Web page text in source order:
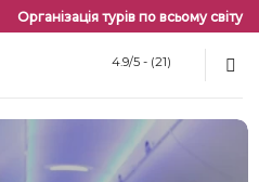
Організація турів по всьому світу
4.9/5 - (21)